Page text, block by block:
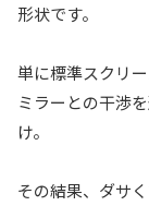
形状です。
単に標準スクリ
ミラーとの干渉
け。
その結果、ダサ